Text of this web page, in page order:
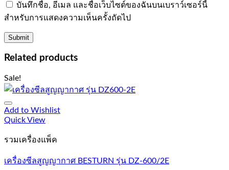
บันทึกชื่อ, อีเมล และชื่อเว็บไซต์ของฉันบนเบราว์เซอร์นี้
สำหรับการแสดงความเห็นครั้งถัดไป
Related products
Sale!
Add to Wishlist
Quick View
รวมเครื่องแพ็ค
เครื่องซีลสูญญากาศ BESTURN รุ่น DZ-600/2E